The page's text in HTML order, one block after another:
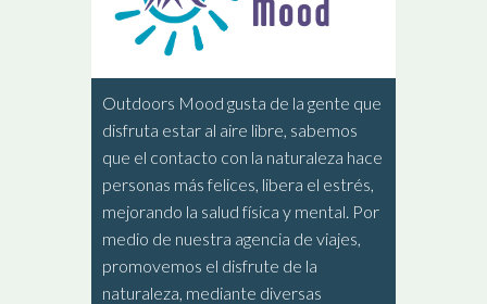
Outdoors Mood gusta de la gente que
disfruta estar al aire libre, sabemos
que el contacto con la naturaleza hace
personas más felices, libera el estrés,
mejorando la salud física y mental. Por
medio de nuestra agencia de viajes,
promovemos el disfrute de la
naturaleza, mediante diversas